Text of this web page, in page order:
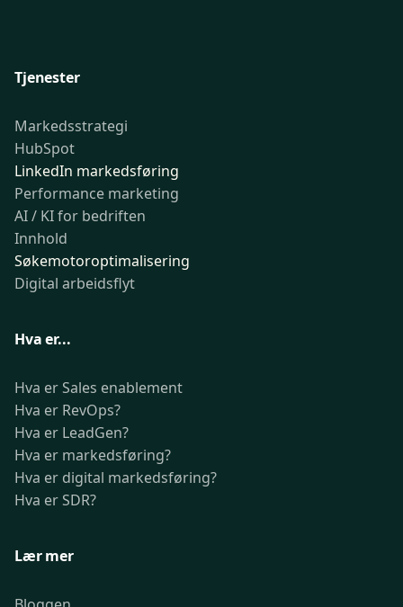
Tjenester
Markedsstrategi
HubSpot
LinkedIn markedsføring
Performance marketing
AI / KI for bedriften
Innhold
Søkemotoroptimalisering
Digital arbeidsflyt
Hva er...
Hva er Sales enablement
Hva er RevOps?
Hva er LeadGen?
Hva er markedsføring?
Hva er digital markedsføring?
Hva er SDR?
Lær mer